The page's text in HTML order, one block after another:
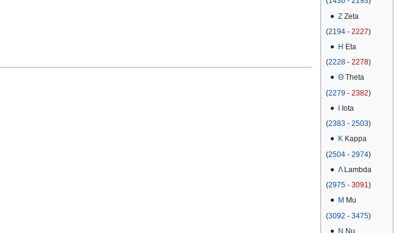
ΖZeta
(2194 - 2227)
Η Eta
(2228 - 2278)
ΘTheta
(2279 - 2382)
Iota
(2383 - 2503)
ΚKappa
(2504 - 2974)
ΛLambda
(2975 - 3091)
Μ Mu
(3092 - 3475)
Ν Nu